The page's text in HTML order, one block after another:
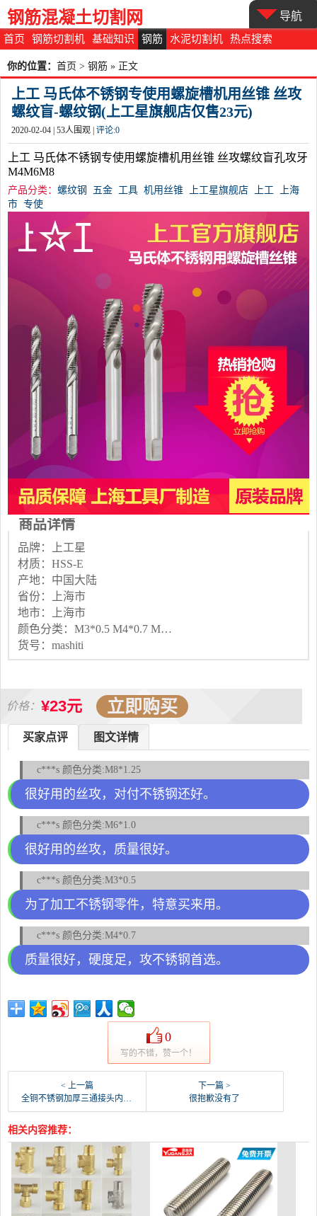
首页 钢筋切割机 基础知识 钢筋 水泥切割机 热点搜索
钢筋混凝土切割网 导航
你的位置： 首页 > 钢筋 » 正文
上工 马氏体不锈钢专使用螺旋槽机用丝锥 丝攻
螺纹盲-螺纹钢(上工星旗舰店仅售23元)
2020-02-04 | 53人围观 | 评论:0
上工 马氏体不锈钢专使用螺旋槽机用丝锥 丝攻螺纹盲孔攻牙
M4M6M8
产品分类： 螺纹钢 五金 工具 机用丝锥 上工星旗舰店 上工
上海
市 专使
商品详情
品牌：上工星
材质：HSS-E
产地：中国大陆
省份：上海市
地市：上海市
颜色分类：M3*0.5 M4*0.7 M5*0.8 M6*1.0 M7*1.0 M8*1.25 M9*1.25 M10*1.5 M12*1.75 M14*2.0 M16*2.0 M18*2.5 M20*2.5 M22*2.5 M24*3
货号：mashiti
价格： ¥23元 立即购买
图文详情
买家点评
c***s 颜色分类:M8*1.25
很好用的丝攻，对付不锈钢还好。
c***s 颜色分类:M6*1.0
很好用的丝攻，质量很好。
c***s 颜色分类:M3*0.5
为了加工不锈钢零件，特意买来用。
c***s 颜色分类:M4*0.7
质量很好，硬度足，攻不锈钢首选。
0
写的不错，赞一个！
< 上一篇
全铜不锈钢加厚三通接头内螺纹活接三通内丝外丝水管配-螺纹钢(天煦旗舰店仅售3.5元)
下一篇 >
很抱歉没有了
相关内容推荐：